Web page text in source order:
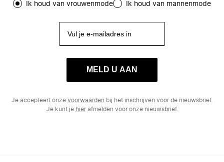
Ik houd van vrouwenmode Ik houd van mannenmode
MELD U AAN
Je accepteert onze voorwaarden bij het inschrijven voor de nieuwsbrief.
Je kunt je hierafmelden voor onze nieuwsbrief.